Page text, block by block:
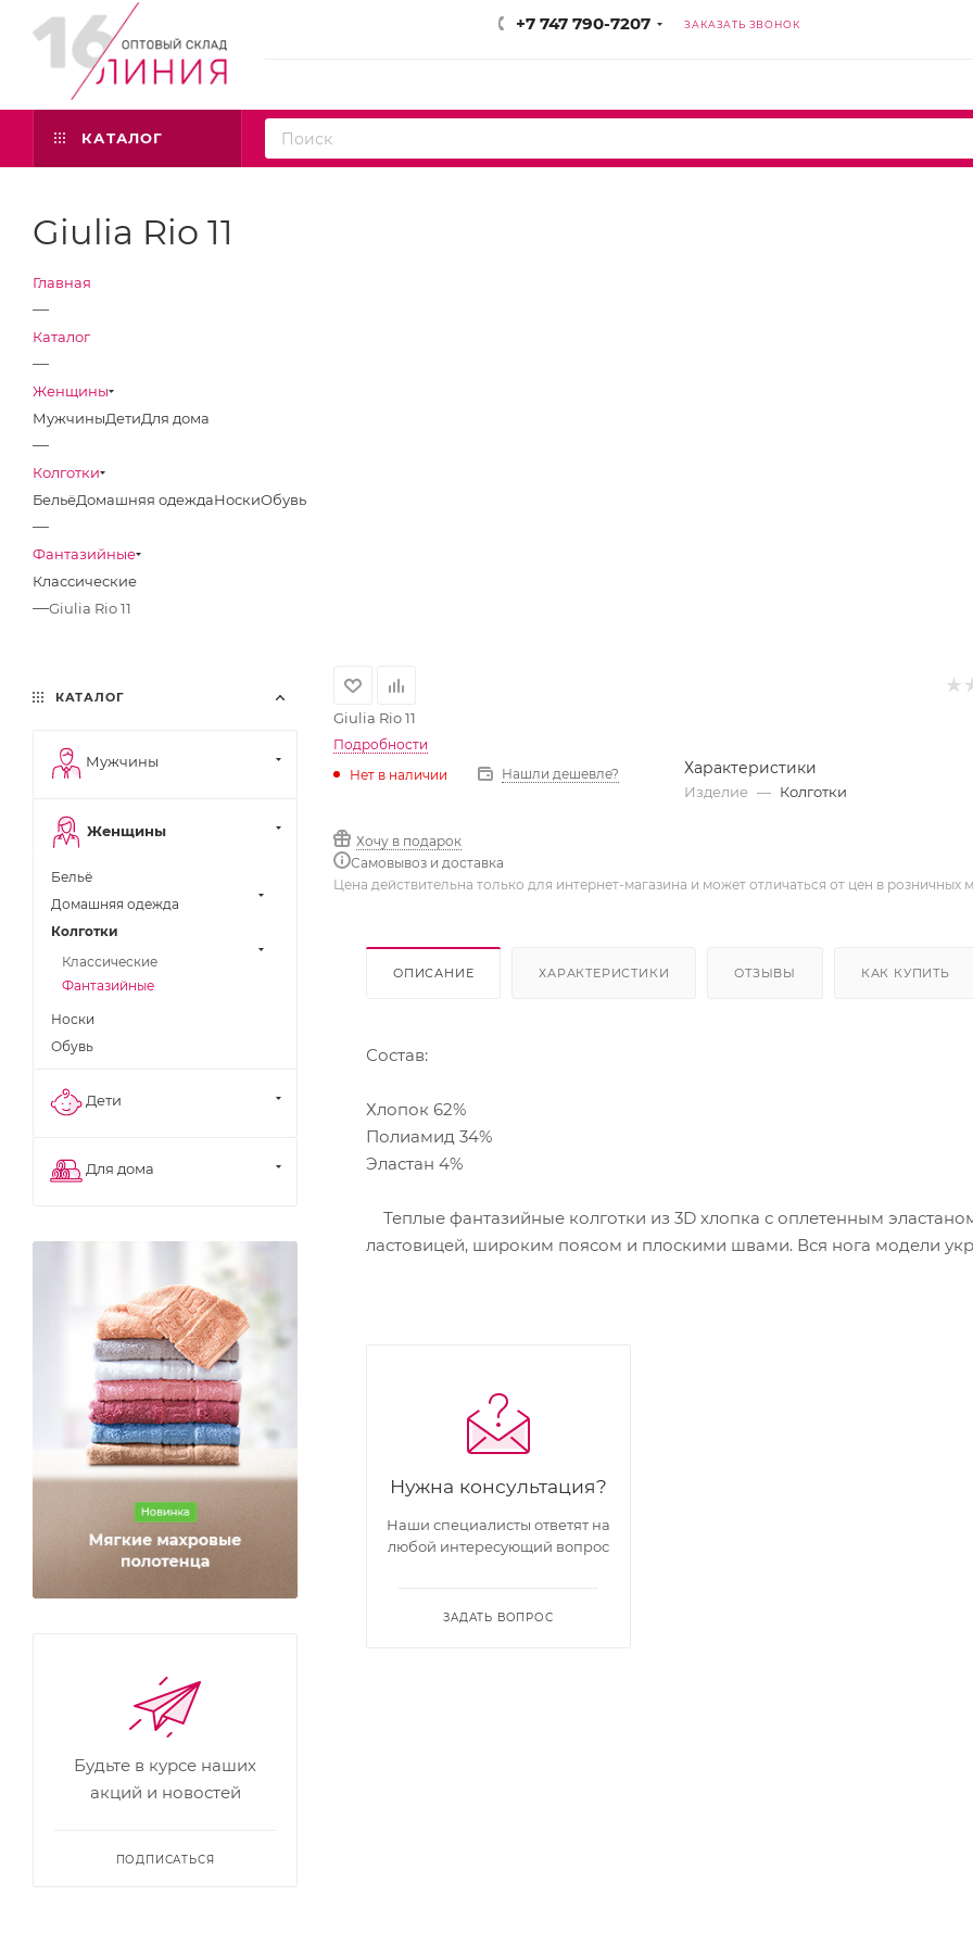
+7 747 790-7207 ЗАКАЗАТЬ ЗВОНОК
КАТАЛОГ
Giulia Rio 11
Главная
—
Каталог
—
Женщины
МужчиныДетиДля дома
—
Колготки
БельёДомашняя одеждаНоскиОбувь
—
Фантазийные
Классические
—Giulia Rio 11
Giulia Rio 11
Подробности
Нет в наличии
Нашли дешевле?
Хочу в подарок
Самовывоз и доставка
Характеристики
Изделие — Колготки
Цена действительна только для интернет-магазина и может отличаться от цен в розничных
ОПИСАНИЕ ХАРАКТЕРИСТИКИ ОТЗЫВЫ КАК КУПИТЬ
Состав:
Хлопок 62%
Полиамид 34%
Эластан 4%
Теплые фантазийные колготки из 3D хлопка с оплетенным
ластовицей, широким поясом и плоскими швами. Вся нога модели
Нужна консультация?
Наши специалисты ответят на
любой интересующий вопрос
ЗАДАТЬ ВОПРОС
КАТАЛОГ
Мужчины
Женщины
Бельё
Домашняя одежда
Колготки
Классические
Фантазийные
Носки
Обувь
Дети
Для дома
Будьте в курсе наших
акций и новостей
ПОДПИСАТЬСЯ